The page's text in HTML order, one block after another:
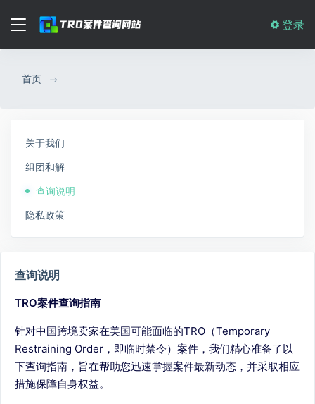
登录
首页
关于我们
组团和解
查询说明
隐私政策
查询说明
TRO案件查询指南
针对中国跨境卖家在美国可能面临的TRO（Temporary
Restraining Order，即临时禁令）案件，我们精心准备了以
下查询指南，旨在帮助您迅速掌握案件最新动态，并采取相应
措施保障自身权益。